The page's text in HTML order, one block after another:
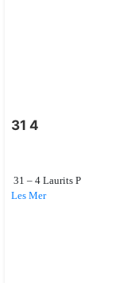
31 4
31 – 4 Laurits P
Les Mer